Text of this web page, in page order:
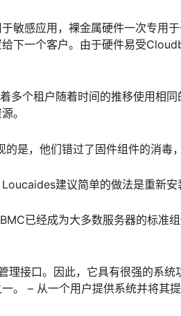
敏感应用，裸金属硬件一次专用
下一个客户。由于硬件易受
多个租户随着时间的推移使用相
。
的是，他们错过了固件组件的消毒
建议简单的做法是重新安
已经成为大多数服务器的标准
理接口。因此，它具有很强的系
。 – 从一个用户提供系统并将其